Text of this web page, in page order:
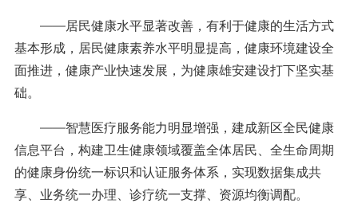
——居民健康水平显著改善，有利于健康的生活方式
基本形成，居民健康素养水平明显提高，健康环境建设全
面推进，健康产业快速发展，为健康雄安建设打下坚实基
础。
——智慧医疗服务能力明显增强，建成新区全民健康
信息平台，构建卫生健康领域覆盖全体居民、全生命周期
的健康身份统一标识和认证服务体系，实现数据集成共
享、业务统一办理、诊疗统一支撑、资源均衡调配。